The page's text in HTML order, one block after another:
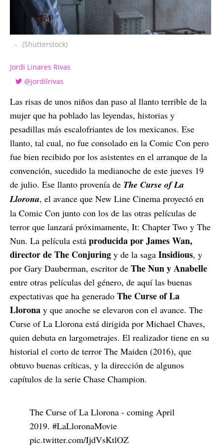
- (Shutterstock)
Jordi Linares Rivas
@jordilrivas
Las risas de unos niños dan paso al llanto terrible de la
mujer que ha poblado las leyendas, historias y
pesadillas más escalofriantes de los mexicanos. Ese
llanto, tal cual, no fue consolado en la Comic Con pero
fue bien recibido por los asistentes en el arranque de la
convención, sucedido la medianoche de este jueves 19
de julio. Ese llanto provenía de The Curse of La
Llorona, el avance que New Line Cinema proyectó en
la Comic Con junto con los de las otras películas de
terror que lanzará próximamente, It: Chapter Two y The
Nun. La película está producida por James Wan,
director de The Conjuring y de la saga Insidious, y
por Gary Dauberman, escritor de The Nun y Anabelle
entre otras películas del género, de aquí las buenas
expectativas que ha generado The Curse of La
Llorona y que anoche se elevaron con el avance. The
Curse of La Llorona está dirigida por Michael Chaves,
quien debuta en largometrajes. El realizador tiene en su
historial el corto de terror The Maiden (2016), que
obtuvo buenas críticas, y la dirección de algunos
capítulos de la serie Chase Champion.
The Curse of La Llorona - coming April
2019. #LaLloronaMovie
pic.twitter.com/IjdVsKtlOZ